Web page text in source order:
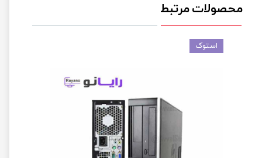
محصولات مرتبط
استوک